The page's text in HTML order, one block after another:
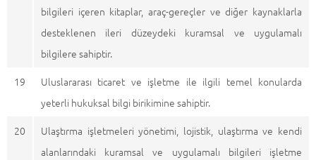
bilgileri içeren kitaplar, araç-gereçler ve diğer kaynaklarla
desteklenen ileri düzeydeki kuramsal ve uygulamalı
bilgilere sahiptir.
19
Uluslararası ticaret ve işletme ile ilgili temel konularda
yeterli hukuksal bilgi birikimine sahiptir.
20
Ulaştırma işletmeleri yönetimi, lojistik, ulaştırma ve kendi
alanlarındaki kuramsal ve uygulamalı bilgileri işletme